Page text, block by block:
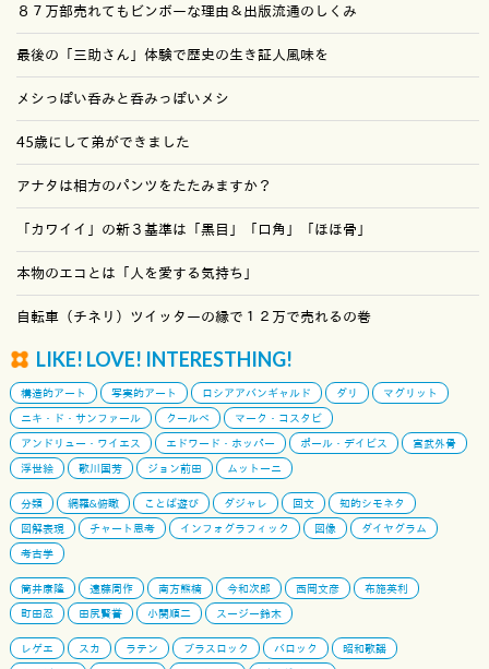
８７万部売れてもビンボーな理由＆出版流通のしくみ
最後の「三助さん」体験で歴史の生き証人風味を
メシっぽい呑みと呑みっぽいメシ
45歳にして弟ができました
アナタは相方のパンツをたたみますか？
「カワイイ」の新３基準は「黒目」「口角」「ほほ骨」
本物のエコとは「人を愛する気持ち」
自転車（チネリ）ツイッターの縁で１２万で売れるの巻
LIKE! LOVE! INTERESTHING!
構造的アート 写実的アート ロシアアバンギャルド ダリ
マグリット
ニキ・ド・サンファール
クールベ
マーク・コスタビ
アンドリュー・ワイエス
エドワード・ホッパー ポール・デイビス
宮武外骨
浮世絵
歌川国芳 ジョン前田 ムットーニ
分類 網羅&俯瞰 ことば遊び ダジャレ 回文
知的シモネタ
図解表現
チャート思考 インフォグラフィック 図像
ダイヤグラム
考古学
筒井康隆 遠藤周作 南方熊楠 今和次郎 西岡文彦
布施英利
町田忍
田尻賢誉 小関順二 スージー鈴木
レゲエ スカ ラテン ブラスロック バロック
昭和歌謡